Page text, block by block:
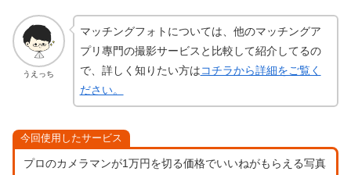
うえっち
マッチングフォトについては、他のマッチングア
プリ專門の撮影サービスと比較して紹介してるの
で、詳しく知りたい方はコチラから詳細をご覧く
ださい。
今回使用したサービス
プロのカメラマンが1万円を切る価格でいいねがもらえる写真